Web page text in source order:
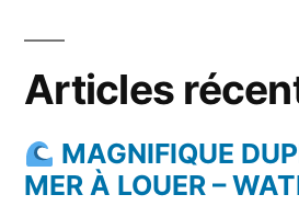
Articles
MAGNIFIQUE
MER À LOUER –